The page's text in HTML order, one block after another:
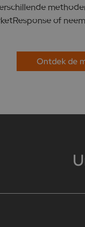
of neem
Ontdek de